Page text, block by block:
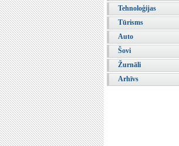
Tehnoloģijas
Tūrisms
Auto
Šovi
Žurnāli
Arhīvs